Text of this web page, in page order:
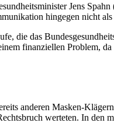
Jens
hingegen nicht
die das
finanziellen Problem,
anderen Masken-
werteten. In